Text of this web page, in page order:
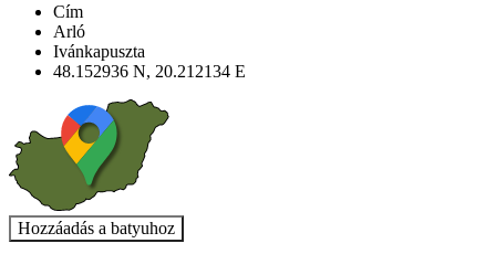
Cím
Arló
Ivánkapuszta
48.152936 N, 20.212134 E